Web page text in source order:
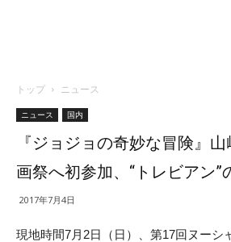
トップ ニュース
ニュース 国内
『ジョジョの奇妙な冒険』
画祭へ初参加、“トレビアン”
2017年7月4日
現地時間7月2日（日）、第17回ヌーシ